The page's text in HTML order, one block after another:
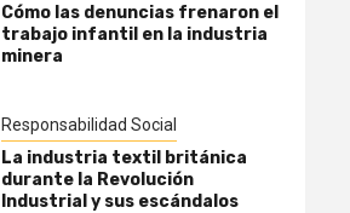
Cómo las denuncias frenaron el
trabajo infantil en la industria
minera
Responsabilidad Social
La industria textil británica
durante la Revolución
Industrial y sus escándalos